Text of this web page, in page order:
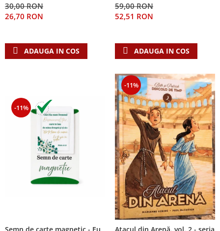
30,00 RON
26,70 RON
ADAUGA IN COS
59,00 RON
52,51 RON
ADAUGA IN COS
-11%
-11%